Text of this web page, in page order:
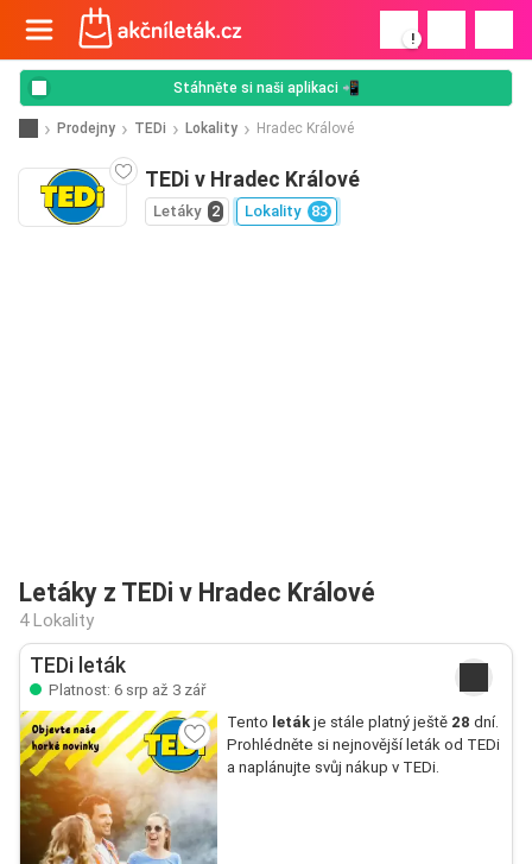
!
Stáhněte si naši aplikaci 📲
Prodejny TEDi Lokality Hradec Králové
TEDi v Hradec Králové
Letáky 2 Lokality 83
Letáky z TEDi v Hradec Králové
4 Lokality
TEDi leták
Platnost: 6 srp až 3 zář
Tento letákje stále platný ještě 28 dní.
Prohlédněte si nejnovější leták od TEDi
a naplánujte svůj nákup v TEDi.